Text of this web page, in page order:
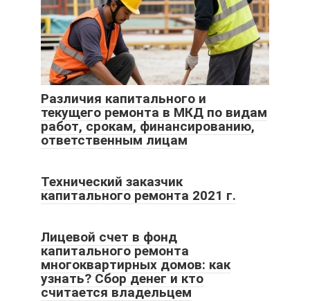
Различия капитального и
текущего ремонта в МКД по видам
работ, срокам, финансированию,
ответственным лицам
Технический заказчик
капитального ремонта 2021 г.
Лицевой счет в фонд
капитального ремонта
многоквартирных домов: как
узнать? Сбор денег и кто
считается владельцем